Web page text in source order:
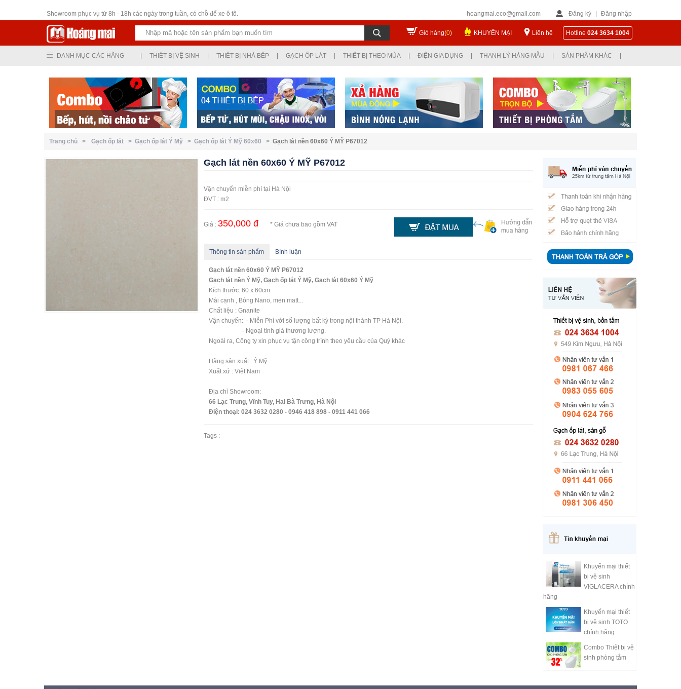
Showroom phục vụ từ 8h - 18h các ngày trong tuần, có chỗ để xe ô tô.
hoangmai.eco@gmail.com Đăng ký Đăng nhập
Giỏ hàng(0) KHUYẾN MẠI Liên hệ Hotline 024 3634 1004
DANH MỤC CÁC HÃNG THIẾT BỊ VỆ SINH THIẾT BỊ NHÀ BẾP GẠCH ỐP LÁT THIẾT BỊ THEO MÙA ĐIỆN GIA DỤNG THANH LÝ HÀNG MẪU SẢN PHẨM KHÁC
Trang chủ > Gạch ốp lát > Gạch ốp lát Ý Mỹ > Gạch ốp lát Ý Mỹ 60x60 > Gạch lát nền 60x60 Ý MỸ P67012
Gạch lát nền 60x60 Ý MỸ P67012
Vận chuyển miễn phí tại Hà Nội
ĐVT : m2
Giá : 350,000 đ * Giá chưa bao gồm VAT
Thông tin sản phẩm Bình luận
Gạch lát nền 60x60 Ý MỸ P67012
Gạch lát nền Ý Mỹ, Gạch ốp lát Ý Mỹ, Gạch lát 60x60 Ý Mỹ
Kích thước: 60 x 60cm
Mài cạnh , Bóng Nano, men matt...
Chất liệu : Gnanite
Vận chuyển: - Miễn Phí với số lượng bất kỳ trong nội thành TP Hà Nội.
- Ngoại tỉnh giá thương lượng.
Ngoài ra, Công ty xin phục vụ tận công trình theo yêu cầu của Quý khác
Hãng sản xuất : Ý Mỹ
Xuất xứ : Việt Nam
Địa chỉ Showroom:
66 Lạc Trung, Vĩnh Tuy, Hai Bà Trưng, Hà Nội
Điện thoại: 024 3632 0280 - 0946 418 898 - 0911 441 066
Tags :
Khuyến mại thiết
bị vệ sinh
VIGLACERA chính
hãng
Khuyến mại thiết
bị vệ sinh TOTO
chính hãng
Combo Thiêt bị vệ
sinh phòng tắm